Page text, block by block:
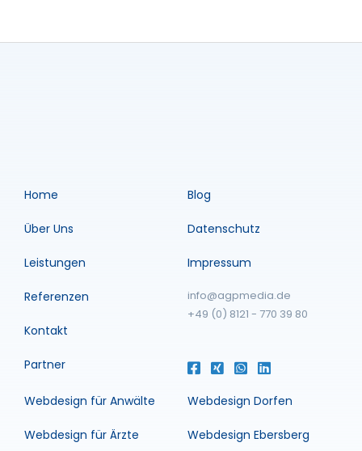
Home
Über Uns
Leistungen
Referenzen
Kontakt
Partner
Blog
Datenschutz
Impressum
info@agpmedia.de
+49 (0) 8121 - 770 39 80
Webdesign für Anwälte
Webdesign für Ärzte
Webdesign Dorfen
Webdesign Ebersberg